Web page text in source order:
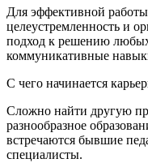
Для эффективной
целеустремленность и
подход к решению
коммуникативные
С чего начинается
Сложно найти другую
разнообразное
встречаются бывшие
специалисты.